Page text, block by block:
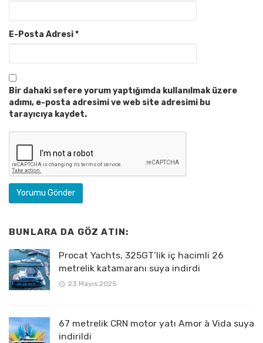
E-Posta Adresi*
Bir dahaki sefere yorum yaptığımda kullanılmak üzere
adımı, e-posta adresimi ve web site adresimi bu
tarayıcıya kaydet.
BUNLARA DA GÖZ ATIN:
Procat Yachts, 325GT’lik iç hacimli 26
metrelik katamaranı suya indirdi
23 Mayıs 2025
67 metrelik CRN motor yatı Amor à Vida suya
indirildi